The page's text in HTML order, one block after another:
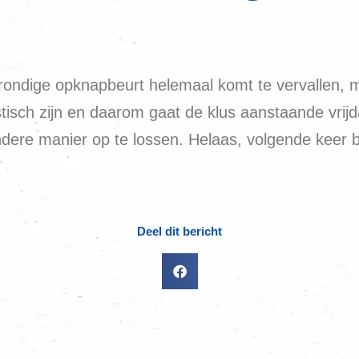
opknapbeurt helemaal komt te vervallen,
zijn en daarom gaat de klus aanstaande
manier op te lossen. Helaas, volgende keer
Deel dit bericht